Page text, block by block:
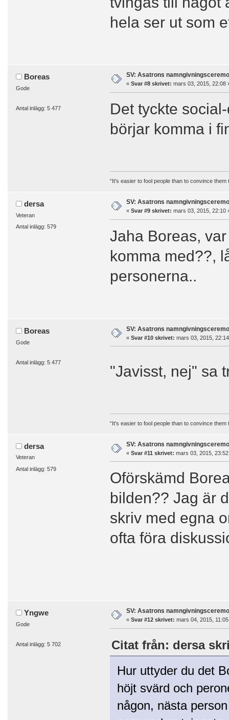
hela ser ut som
Boreas
Gode
Antal inlägg: 5 477
SV: Asatrons
« Svar #8 skrivet: mars 03, 2015, 22:08
Det tyckte
börjar komma i
“It's easier to fool people than to convince them
dersa
Veteran
Antal inlägg: 579
SV: Asatrons
« Svar #9 skrivet: mars 03, 2015, 22:10
Jaha Boreas,
komma med??,
personerna..
Boreas
Gode
Antal inlägg: 5 477
SV: Asatrons
« Svar #10 skrivet: mars 03, 2015,
"Javisst, nej" sa
“It's easier to fool people than to convince them
dersa
Veteran
Antal inlägg: 579
SV: Asatrons
« Svar #11 skrivet: mars 03, 2015,
Oförskämd
bilden?? Jag är
skriv med egna
ofta föra
Yngwe
Gode
Antal inlägg: 5 702
SV: Asatrons
« Svar #12 skrivet: mars 04, 2015,
Citat från: dersa
Hur uttyder du det
höjt svärd och
någon, nästa